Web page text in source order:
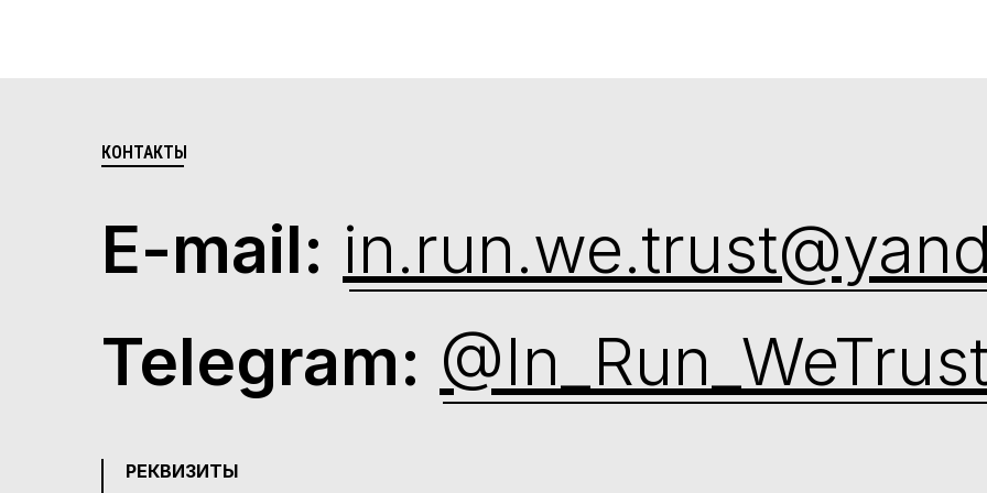
КОНТАКТЫ
РЕКВИЗИТЫ
Telegram: @In_Run_WeTrust
E-mail: